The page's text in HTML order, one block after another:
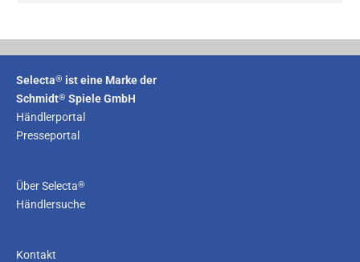
Selecta® ist eine Marke der
Schmidt® Spiele GmbH
Händlerportal
Presseportal
Über Selecta®
Händlersuche
Kontakt